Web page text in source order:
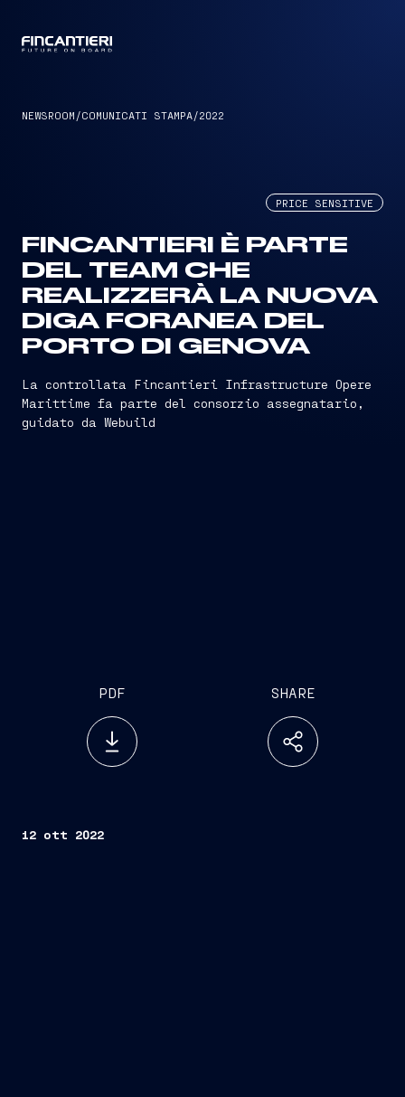
NEWSROOM /COMUNICATI STAMPA/2022
PRICE SENSITIVE
FINCANTIERI È PARTE
DEL TEAM CHE
REALIZZERÀ LA NUOVA
DIGA FORANEA DEL
PORTO DI GENOVA
La controllata Fincantieri Infrastructure Opere
Marittime fa parte del consorzio assegnatario,
guidato da Webuild
PDF SHARE
12 ott 2022